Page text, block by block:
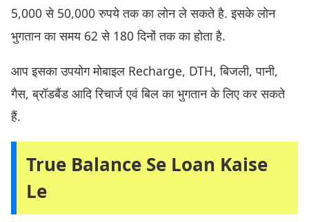
5,000 से 50,000 रुपये तक का लोन ले सकते है. इसके लोन
भुगतान का समय 62 से 180 दिनों तक का होता है.
आप इसका उपयोग मोबाइल Recharge, DTH, बिजली, पानी,
गैस, ब्रॉडबैंड आदि रिचार्ज एवं बिल का भुगतान के लिए कर सकते
हैं.
True Balance Se Loan Kaise
Le